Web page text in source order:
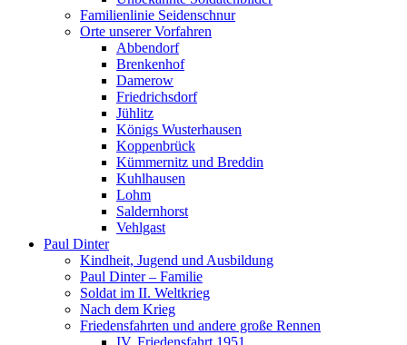
Familienlinie Seidenschnur
Orte unserer Vorfahren
Abbendorf
Brenkenhof
Damerow
Friedrichsdorf
Jühlitz
Königs Wusterhausen
Koppenbrück
Kümmernitz und Breddin
Kuhlhausen
Lohm
Saldernhorst
Vehlgast
Paul Dinter
Kindheit, Jugend und Ausbildung
Paul Dinter – Familie
Soldat im II. Weltkrieg
Nach dem Krieg
Friedensfahrten und andere große Rennen
IV. Friedensfahrt 1951